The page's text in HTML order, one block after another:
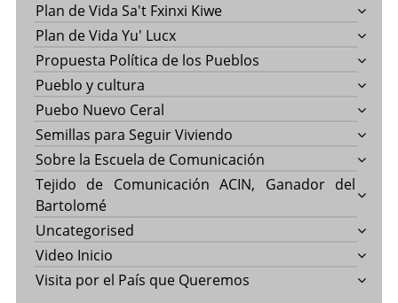
Plan de Vida Sa't Fxinxi Kiwe
Plan de Vida Yu' Lucx
Propuesta Política de los Pueblos
Pueblo y cultura
Puebo Nuevo Ceral
Semillas para Seguir Viviendo
Sobre la Escuela de Comunicación
Tejido de Comunicación ACIN, Ganador del
Bartolomé
Uncategorised
Video Inicio
Visita por el País que Queremos